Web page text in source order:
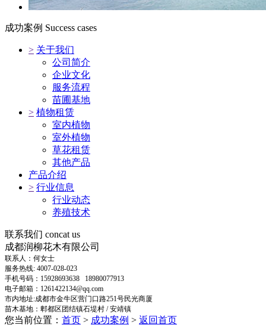
成功案例 Success cases
> 关于我们
公司简介
企业文化
服务流程
苗圃基地
> 植物租赁
室内植物
室外植物
草花租赁
其他产品
产品介绍
> 行业信息
行业动态
养殖技术
联系我们 concat us
成都润柳花木有限公司
联系人：何女士
服务热线: 4007-028-023
手机号码：15928693638 18980077913
电子邮箱：1261422134@qq.com
市内地址:成都市金牛区营门口路251号民光商厦
苗木基地：郫都区团结镇石堤村 / 安靖镇
您当前位置： 首页 > 成功案例 > 返回首页